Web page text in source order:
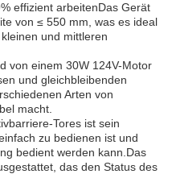
effizient arbeitenDas Gerät
von ≤ 550 mm, was es ideal
und mittleren
von einem 30W 124V-Motor
und gleichbleibenden
Arten von
macht.
Tores ist sein
zu bedienen ist und
bedient werden kann.Das
das den Status des